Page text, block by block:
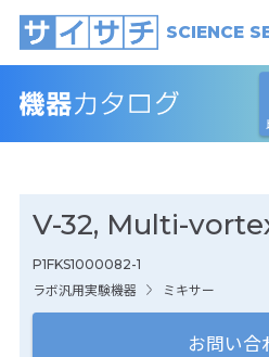
SCIENCE
V-32, Multi-
P1FKS1000082-1
ラボ汎用実験機器
ミキサー
お問い合